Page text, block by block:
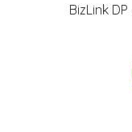
BizLink